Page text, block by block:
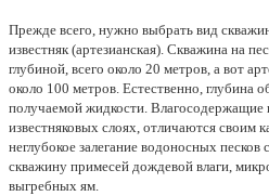
Прежде всего, нужно выбрать вид
известняк (артезианская). Скважина на
глубиной, всего около 20 метров, а вот
около 100 метров. Естественно, глубина
получаемой жидкости. Влагосодержащие
известняковых слоях, отличаются своим
неглубокое залегание водоносных песков
скважину примесей дождевой влаги,
выгребных ям.